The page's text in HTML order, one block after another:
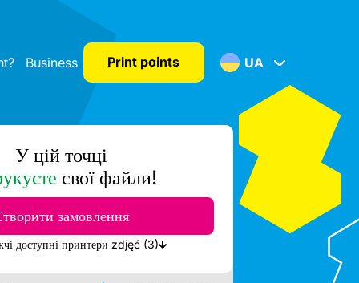
Business Print points UA
У цій точці
свої файли!
замовлення
Показати найближчі доступні принтери zdjęć (3)